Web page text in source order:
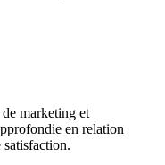
marketing et
en relation
satisfaction.